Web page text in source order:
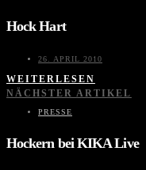
Hock Hart
26. APRIL 2010
WEITERLESEN
NÄCHSTER ARTIKEL
PRESSE
Hockern bei KIKA Live